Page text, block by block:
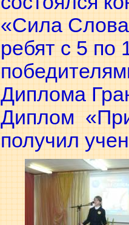
«Сила
ребят с 5 по
Диплома
Диплом
получил